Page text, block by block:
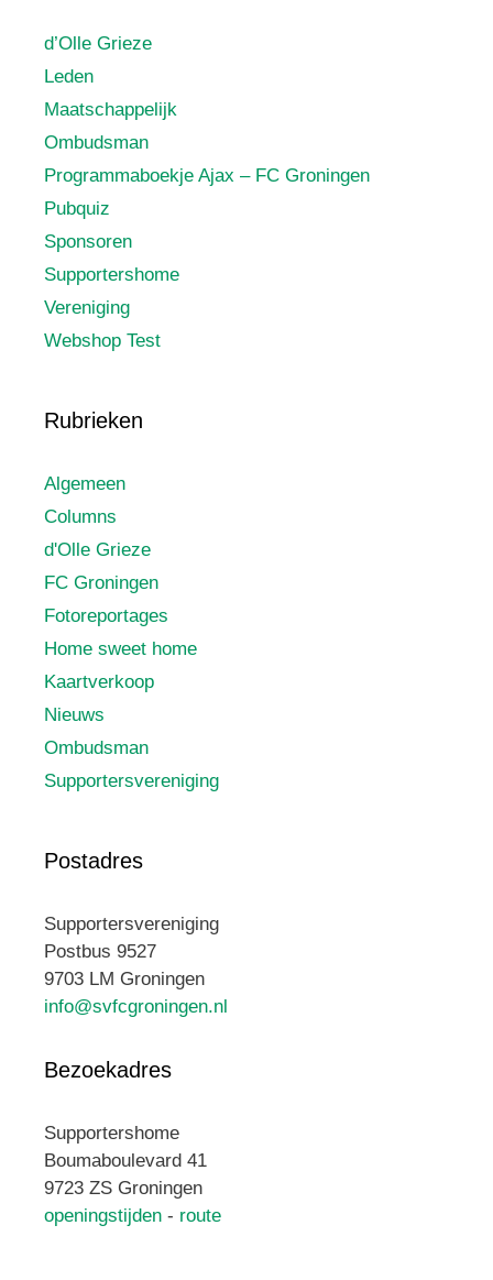
d’Olle Grieze
Leden
Maatschappelijk
Ombudsman
Programmaboekje Ajax – FC Groningen
Pubquiz
Sponsoren
Supportershome
Vereniging
Webshop Test
Rubrieken
Algemeen
Columns
d'Olle Grieze
FC Groningen
Fotoreportages
Home sweet home
Kaartverkoop
Nieuws
Ombudsman
Supportersvereniging
Postadres
Supportersvereniging
Postbus 9527
9703 LM Groningen
info@svfcgroningen.nl
Bezoekadres
Supportershome
Boumaboulevard 41
9723 ZS Groningen
openingstijden - route